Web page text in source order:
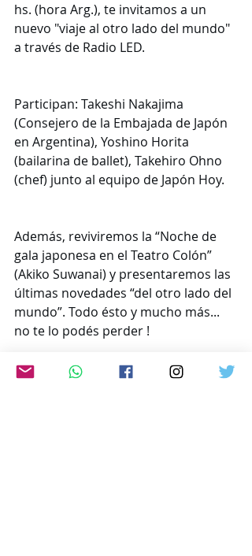
hs. (hora Arg.), te invitamos a un
nuevo "viaje al otro lado del mundo"
a través de Radio LED.
Participan: Takeshi Nakajima
(Consejero de la Embajada de Japón
en Argentina), Yoshino Horita
(bailarina de ballet), Takehiro Ohno
(chef) junto al equipo de Japón Hoy.
Además, reviviremos la “Noche de
gala japonesa en el Teatro Colón”
(Akiko Suwanai) y presentaremos las
últimas novedades “del otro lado del
mundo”. Todo ésto y mucho más...
no te lo podés perder !